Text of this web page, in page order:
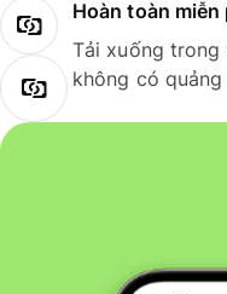
Hoàn toàn
Tải xuống trong
không có